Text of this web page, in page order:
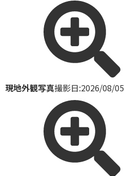
現地外観写真撮影日:2026/08/05